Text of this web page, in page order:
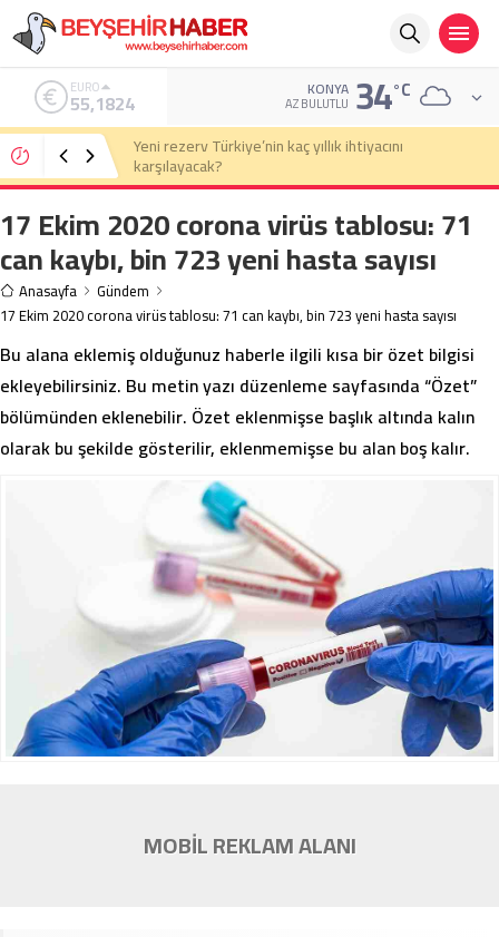
ALTIN
6.662,10 KONYA
AZ BULUTLU 34°C
Eski Anayasa Mahkemesi Başkanı Yekta Güngör
Özden: Yargıçlar siyasal iktidara güvenerek böyle
kararlar alıyor
17 Ekim 2020 corona virüs tablosu: 71
can kaybı, bin 723 yeni hasta sayısı
Anasayfa
Gündem
17 Ekim 2020 corona virüs tablosu: 71 can kaybı, bin 723 yeni hasta sayısı
Bu alana eklemiş olduğunuz haberle ilgili kısa bir özet bilgisi
ekleyebilirsiniz. Bu metin yazı düzenleme sayfasında “Özet”
bölümünden eklenebilir. Özet eklenmişse başlık altında kalın
olarak bu şekilde gösterilir, eklenmemişse bu alan boş kalır.
MOBİL REKLAM ALANI